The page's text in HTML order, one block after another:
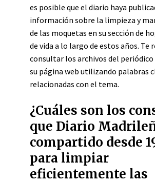
es posible que el diario haya
información sobre la limpieza y
de las moquetas en su sección de
de vida a lo largo de estos años. Te
consultar los archivos del periódico
su página web utilizando palabras
relacionadas con el tema.
¿Cuáles son los
que Diario
compartido desde
para limpiar
eficientemente las